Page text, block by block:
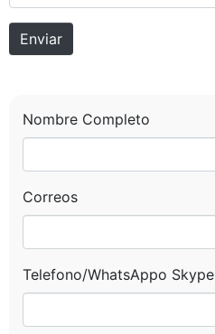
Enviar
Nombre Completo
Correos
Telefono/WhatsAppo Skype